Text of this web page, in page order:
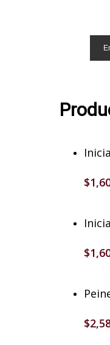
$
$
$